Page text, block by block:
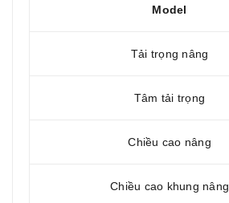
Model
Tải trọng nâng
Tâm tải trọng
Chiều cao nâng
Chiều cao khung nâng